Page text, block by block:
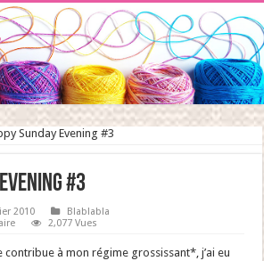
Sunday Evening #3
#3
2010
Blablabla
2,077 Vues
contribue à mon régime grossissant*, j’ai eu